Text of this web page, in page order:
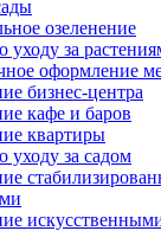
озеленение
уходу за
оформление
бизнес-центра
кафе и баров
квартиры
уходу за садом